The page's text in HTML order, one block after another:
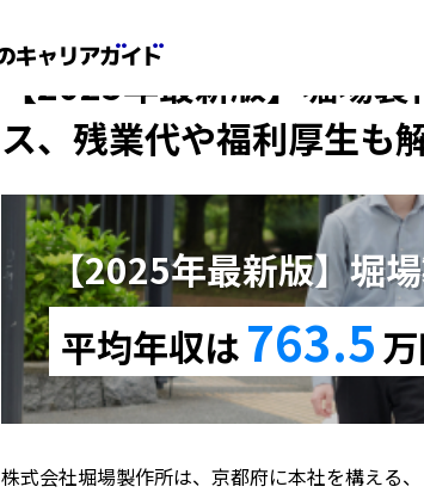
【2025年最新版】堀場
ス、残業代や福利厚生も
【2025年最新版】堀
平均年収は763.5
株式会社堀場製作所は、京都府に本社を構える